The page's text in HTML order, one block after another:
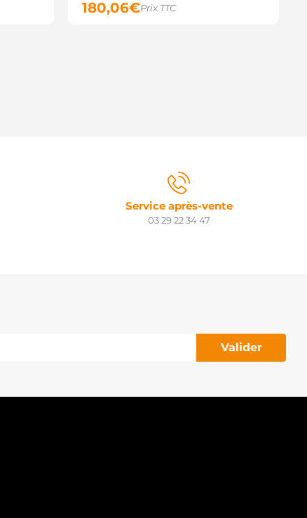
180,06€Prix TTC
Service après-vente
03 29 22 34 47
Valider